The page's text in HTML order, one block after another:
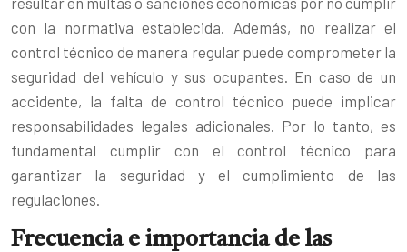
con la normativa establecida. Además, no realizar el
control técnico de manera regular puede comprometer la
seguridad del vehículo y sus ocupantes. En caso de un
accidente, la falta de control técnico puede implicar
responsabilidades legales adicionales. Por lo tanto, es
fundamental cumplir con el control técnico para
garantizar la seguridad y el cumplimiento de las
regulaciones.
Frecuencia e importancia de las